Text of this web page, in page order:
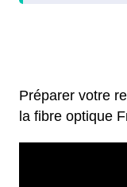
Préparer votre
la fibre optique